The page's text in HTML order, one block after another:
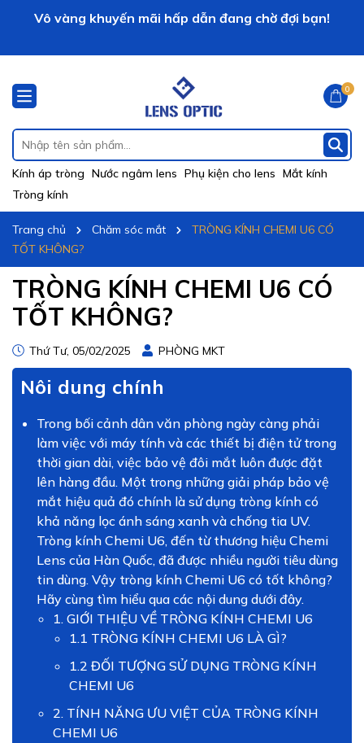
LENS OPTIC xin chào!
Vô vàng khuyến mãi hấp dẫn đang chờ đợi bạn!
Kính áp tròng Nước ngâm lens Phụ kiện cho lens Mắt kính
Tròng kính
0
Trang chủ Chăm sóc mắt
TRÒNG KÍNH CHEMI U6 CÓ
TỐT KHÔNG?
TRÒNG KÍNH CHEMI U6 CÓ
TỐT KHÔNG?
Thứ Tư, 05/02/2025 PHÒNG MKT
Nôi dung chính
Trong bối cảnh dân văn phòng ngày càng phải
làm việc với máy tính và các thiết bị điện tử trong
thời gian dài, việc bảo vệ đôi mắt luôn được đặt
lên hàng đầu. Một trong những giải pháp bảo vệ
mắt hiệu quả đó chính là sử dụng tròng kính có
khả năng lọc ánh sáng xanh và chống tia UV.
Tròng kính Chemi U6, đến từ thương hiệu Chemi
Lens của Hàn Quốc, đã được nhiều người tiêu dùng
tin dùng. Vậy tròng kính Chemi U6 có tốt không?
Hãy cùng tìm hiểu qua các nội dung dưới đây.
1. GIỚI THIỆU VỀ TRÒNG KÍNH CHEMI U6
1.1 TRÒNG KÍNH CHEMI U6 LÀ GÌ?
1.2 ĐỐI TƯỢNG SỬ DỤNG TRÒNG KÍNH
CHEMI U6
2. TÍNH NĂNG ƯU VIỆT CỦA TRÒNG KÍNH
CHEMI U6